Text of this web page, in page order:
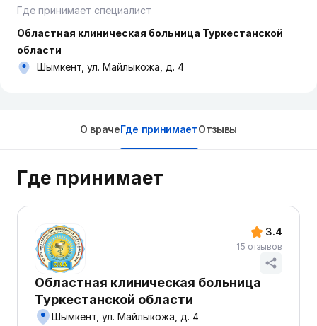
Где принимает специалист
Областная клиническая больница Туркестанской
области
Шымкент, ул. Майлыкожа, д. 4
О врачеГде принимаетОтзывы
Где принимает
Областная клиническая больница
Туркестанской области
Шымкент, ул. Майлыкожа, д. 4
3.4
15 отзывов